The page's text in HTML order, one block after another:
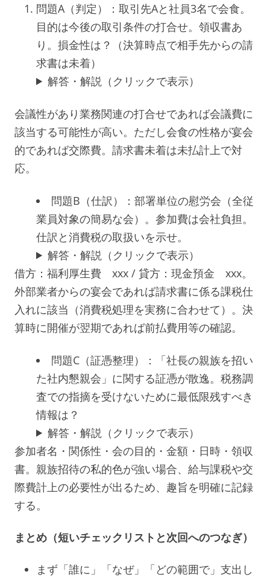
問題A（判定）：取引先Aと社員3名で会食。
目的は今後の取引条件の打合せ。領収書あ
り。損金性は？（決算時点で相手先からの請
求書は未着）
解答・解説（クリックで表示）
会議性があり業務関連の打合せであれば会議費に
該当する可能性が高い。ただし会食の性格が宴会
的であれば交際費。請求書未着は未払計上で対
応。
問題B（仕訳）：部署単位の慰労会（全従
業員対象の簡易な会）。参加費は会社負担。
仕訳と消費税の取扱いを示せ。
解答・解説（クリックで表示）
借方：福利厚生費 xxx / 貸方：現金預金 xxx。
外部業者からの宴会であれば請求書に係る課税仕
入れに該当（消費税処理を実務に合わせて）。決
算時に開催が翌期であれば前払費用等の確認。
問題C（証憑整理）：「社長の親族を招い
た社内懇親会」に関する証憑が散逸。税務調
査での指摘を受けないために最低限残すべき
情報は？
解答・解説（クリックで表示）
参加者名・関係性・会の目的・金額・日時・領収
書。親族招待の私的色が強い場合、給与課税や交
際費計上の必要性が出るため、趣旨を明確に記録
する。
まとめ（短いチェックリストと次回へのつなぎ）
まず「誰に」「なぜ」「どの範囲で」支出し